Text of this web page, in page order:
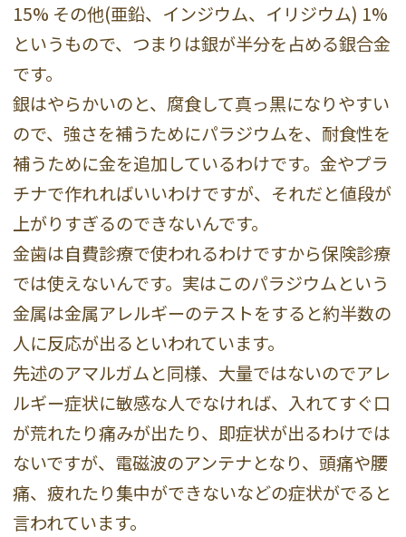
15% その他(亜鉛、インジウム、イリジウム) 1%
というもので、つまりは銀が半分を占める銀合金
です。
銀はやらかいのと、腐食して真っ黒になりやすい
ので、強さを補うためにパラジウムを、耐食性を
補うために金を追加しているわけです。金やプラ
チナで作れればいいわけですが、それだと値段が
上がりすぎるのできないんです。
金歯は自費診療で使われるわけですから保険診療
では使えないんです。実はこのパラジウムという
金属は金属アレルギーのテストをすると約半数の
人に反応が出るといわれています。
先述のアマルガムと同様、大量ではないのでアレ
ルギー症状に敏感な人でなければ、入れてすぐ口
が荒れたり痛みが出たり、即症状が出るわけでは
ないですが、電磁波のアンテナとなり、頭痛や腰
痛、疲れたり集中ができないなどの症状がでると
言われています。